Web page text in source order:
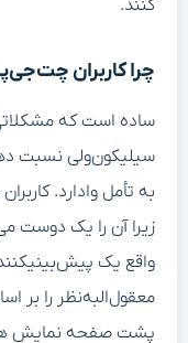
کنند.
چرا کاربران
ساده است که
به تأمل وادارد.
واقع یک
معقول‌البه‌نظر را بر
پشت صفحه نمایش هیچ